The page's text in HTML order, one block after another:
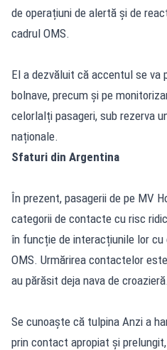
de operațiuni de alertă și de
cadrul OMS.
El a dezvăluit că accentul se va
bolnave, precum și pe
celorlalți pasageri, sub rezerva
naționale.
Sfaturi din Argentina
În prezent, pasagerii de pe MV
categorii de contacte cu risc
în funcție de interacțiunile lor cu
OMS. Urmărirea contactelor
au părăsit deja nava de croazieră.
Se cunoaște că tulpina Anzi a
prin contact apropiat și